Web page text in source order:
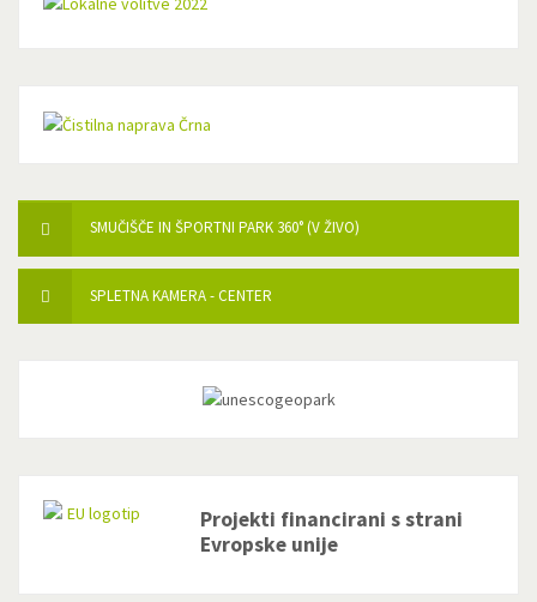
SMUČIŠČE IN ŠPORTNI PARK 360° (V ŽIVO)
SPLETNA KAMERA - CENTER
Projekti financirani s strani
Evropske unije